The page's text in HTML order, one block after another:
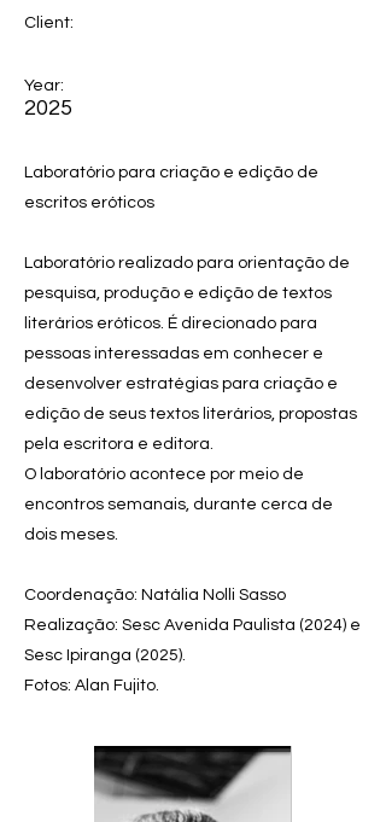
Client:
Year:
2025
Laboratório para criação e edição de
escritos eróticos
Laboratório realizado para orientação de
pesquisa, produção e edição de textos
literários eróticos. É direcionado para
pessoas interessadas em conhecer e
desenvolver estratégias para criação e
edição de seus textos literários, propostas
pela escritora e editora.
O laboratório acontece por meio de
encontros semanais, durante cerca de
dois meses.
Coordenação: Natália Nolli Sasso
Realização: Sesc Avenida Paulista (2024) e
Sesc Ipiranga (2025).
Fotos: Alan Fujito.